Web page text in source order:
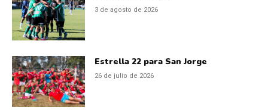
3 de agosto de 2026
Estrella 22 para San Jorge
26 de julio de 2026